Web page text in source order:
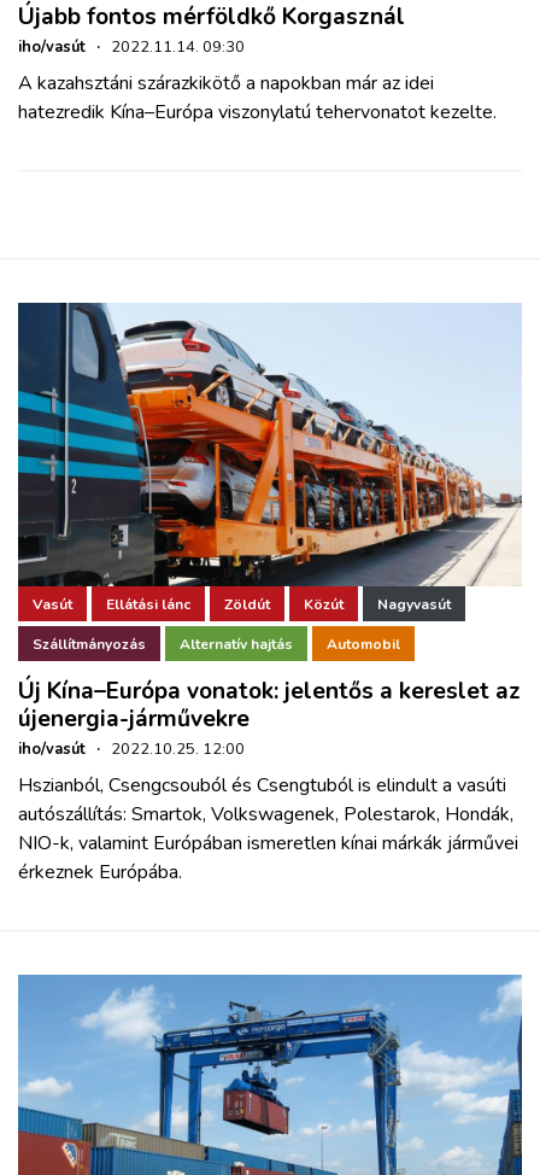
Újabb fontos mérföldkő Korgasznál
iho/vasút · 2022.11.14. 09:30
A kazahsztáni szárazkikötő a napokban már az idei
hatezredik Kína–Európa viszonylatú tehervonatot kezelte.
Vasút Ellátási lánc Zöldút Közút Nagyvasút
Szállítmányozás Alternatív hajtás Automobil
Új Kína–Európa vonatok: jelentős a kereslet az
újenergia-járművekre
iho/vasút · 2022.10.25. 12:00
Hszianból, Csengcsouból és Csengtuból is elindult a vasúti
autószállítás: Smartok, Volkswagenek, Polestarok, Hondák,
NIO-k, valamint Európában ismeretlen kínai márkák járművei
érkeznek Európába.